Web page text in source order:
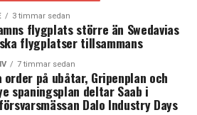
2016 till 4 maj 2017 infördes
vilket ofta kallas
att tåg, färje- och
kontrollera att passagerare på
hade godkänt och giltigt
innan resan påbörjades.
3 timmar sedan
flygplats större än Swedavias
flygplatser tillsammans
7 timmar sedan
order på ubåtar, Gripenplan och
spaningsplan deltar Saab i
Dalo Industry Days